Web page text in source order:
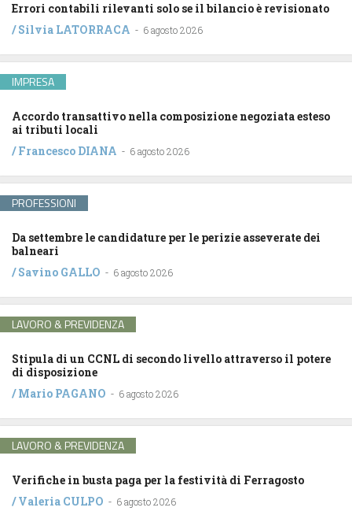
Errori contabili rilevanti solo se il bilancio è revisionato
/Silvia LATORRACA - 6 agosto 2026
IMPRESA
Accordo transattivo nella composizione negoziata esteso
ai tributi locali
/Francesco DIANA - 6 agosto 2026
PROFESSIONI
Da settembre le candidature per le perizie asseverate dei
balneari
/Savino GALLO - 6 agosto 2026
LAVORO & PREVIDENZA
Stipula di un CCNL di secondo livello attraverso il potere
di disposizione
/Mario PAGANO - 6 agosto 2026
LAVORO & PREVIDENZA
Verifiche in busta paga per la festività di Ferragosto
/Valeria CULPO - 6 agosto 2026